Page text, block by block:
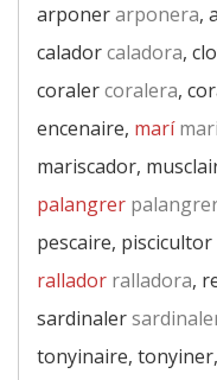
arponerarponera,
caladorcaladora,
coralercoralera,
encenaire, marí
mariscador,
palangrer
pescaire, piscicultor
rallador ralladora,
sardinaler
tonyinaire,